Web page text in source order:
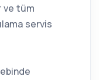
ve tüm
servis